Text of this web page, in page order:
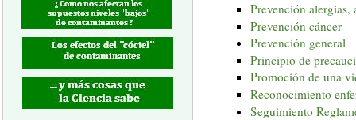
Prevención alergias,
Prevención cáncer
Prevención general
Principio de
Promoción de una
Reconocimiento
Seguimiento